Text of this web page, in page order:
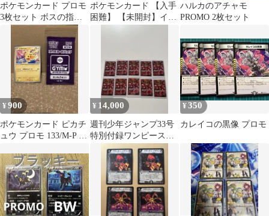
ポケモンカード プロモ
3枚セット ボスの指令
ミネズミ ピカチュウ
ポケモンカード 【入手
困難】 【未開封】イー
ハルカのアチャモ
PROMO 2枚セット
¥900
ポケモンカード ピカチ
ュウ プロモ 133/M-P 未
¥ 14,000
週刊少年ジャンプ33号
特別付録ワンピースカ
ード プロモ 10
¥350
カレイコの黒像 プロモ